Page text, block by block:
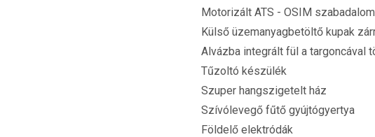
Motorizált ATS - OSIM
Külső üzemanyagbetöltő kupak
Alvázba integrált fül a targoncával
Tűzoltó készülék
Szuper hangszigetelt ház
Szívólevegő fűtő gyújtógyertya
Földelő elektródák